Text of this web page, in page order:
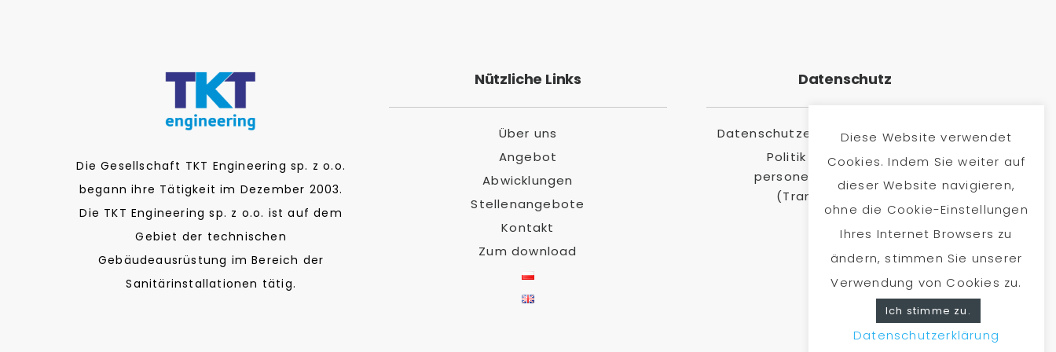
Die Gesellschaft TKT Engineering sp. z o.o.
begann ihre Tätigkeit im Dezember 2003.
Die TKT Engineering sp. z o.o. ist auf dem
Gebiet der technischen
Gebäudeausrüstung im Bereich der
Sanitärinstallationen tätig.
Nützliche Links
Über uns
Angebot
Abwicklungen
Stellenangebote
Kontakt
Zum download
Datenschutz
Datenschutzerklärung für die Website
Politik zur Verarbeitung
personenbezogener Daten
(Transparenzpolitik)
Diese Website verwendet
Cookies. Indem Sie weiter auf
dieser Website navigieren,
ohne die Cookie-Einstellungen
Ihres Internet Browsers zu
ändern, stimmen Sie unserer
Verwendung von Cookies zu.
Ich stimme zu.
Datenschutzerklärung